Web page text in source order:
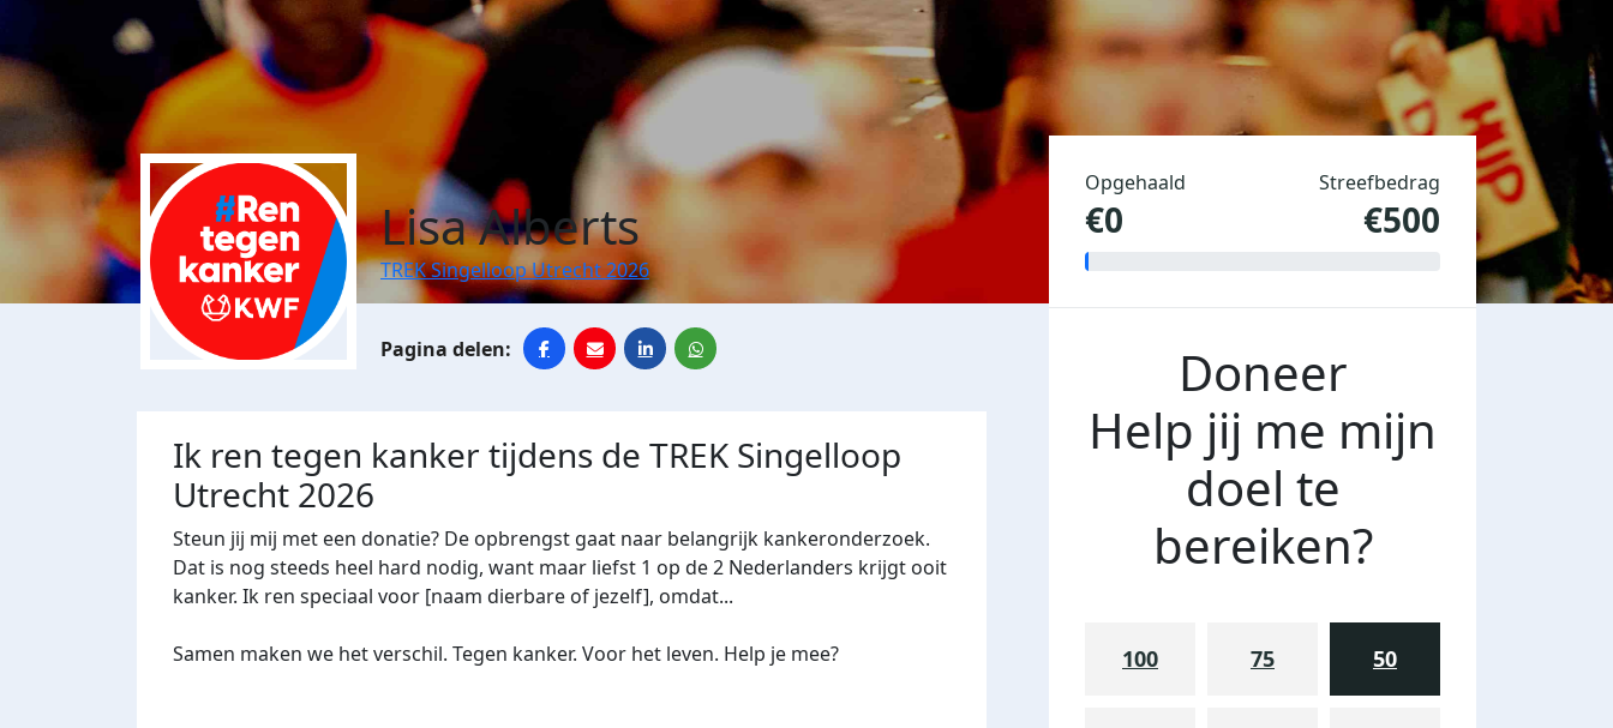
Lisa Alberts
TREK Singelloop Utrecht 2026
Ik ren tegen kanker tijdens de TREK Singelloop
Utrecht 2026
Steun jij mij met een donatie? De opbrengst gaat naar belangrijk kankeronderzoek.
Dat is nog steeds heel hard nodig, want maar liefst 1 op de 2 Nederlanders krijgt ooit
kanker. Ik ren speciaal voor [naam dierbare of jezelf], omdat...
Samen maken we het verschil. Tegen kanker. Voor het leven. Help je mee?
Opgehaald
€0
Streefbedrag
€500
Doneer
Help jij me mijn
doel te
bereiken?
100 75 50